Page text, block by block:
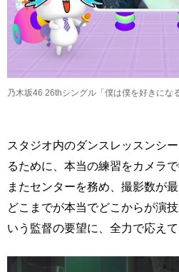
乃木坂46 26thシングル「僕は僕を好きにな
スタジオ内のダンスレッスンシ
るために、本当の練習をカメラで
またセンターを務め、撮影数が
どこまでが本当でどこからが演
いう監督の要望に、全力で応えて